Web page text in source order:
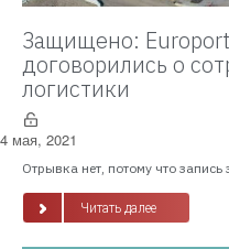
Защищено:
договорились о
логистики
4 мая, 2021
Отрывка нет, потому что
Читать далее